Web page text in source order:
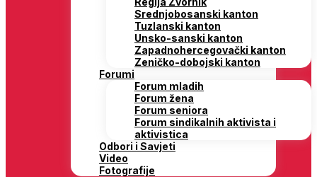
Srednjobosanski kanton
Tuzlanski kanton
Unsko-sanski kanton
Zapadnohercegovački kanton
Zeničko-dobojski kanton
Forumi
Forum mladih
Forum žena
Forum seniora
Forum sindikalnih aktivista i
aktivistica
Odbori i Savjeti
Video
Fotografije